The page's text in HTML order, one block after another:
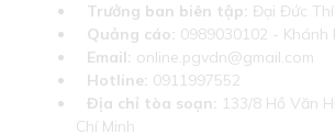
Trưởng ban biên tập: Đại Đức
Quảng cáo: 0989030102 - Khánh
Email: online.pgvdn@gmail.com
Hotline: 0911997552
Địa chỉ tòa soạn: 133/8 Hồ Văn
Chí Minh